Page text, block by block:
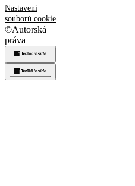
Nastavení
souborů cookie
©Autorská
práva